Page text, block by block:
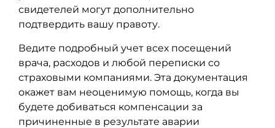
свидетелей могут дополнительно
подтвердить вашу правоту.
Ведите подробный учет всех посещений
врача, расходов и любой переписки со
страховыми компаниями. Эта документация
окажет вам неоценимую помощь, когда вы
будете добиваться компенсации за
причиненные в результате аварии